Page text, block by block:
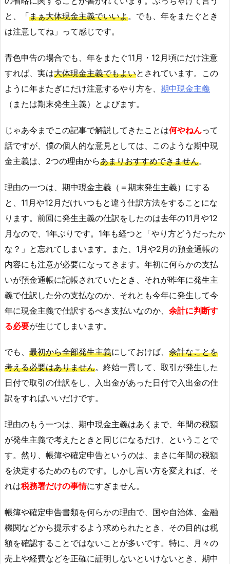
と、「まぁ大体現金主義でいいよ。でも、年をまたぐとき
は注意してね」って感じです。
青色申告の場合でも、年をまたぐ11月・12月頃にだけ注意
すれば、実は大体現金主義でもよいとされています。この
ように年またぎにだけ注意するやり方を、 期中現金主義
（または期末発生主義）とよびます。
じゃあ今までこの記事で解説してきたことは何やねんって
話ですが、僕の個人的な意見としては、このような期中現
金主義は、2つの理由からあまりおすすめできません。
理由の一つは、期中現金主義（＝期末発生主義）にする
と、11月や12月だけいつもと違う仕訳方法をすることにな
ります。前回に発生主義の仕訳をしたのは去年の11月や12
月なので、1年ぶりです。1年も経つと「やり方どうだったか
な？」と忘れてしまいます。また、1月や2月の預金通帳の
内容にも注意が必要になってきます。年初に何らかの支払
いが預金通帳に記帳されていたとき、それが昨年に発生主
義で仕訳した分の支払なのか、それとも今年に発生して今
年に現金主義で仕訳するべき支払いなのか、 余計に判断す
る必要が生じてしまいます。
でも、 最初から全部発生主義にしておけば、 余計なことを
考える必要はありません。終始一貫して、取引が発生した
日付で取引の仕訳をし、入出金があった日付で入出金の仕
訳をすればいいだけです。
理由のもう一つは、期中現金主義はあくまで、年間の税額
が発生主義で考えたときと同じになるだけ、ということで
す。然り、帳簿や確定申告というのは、まさに年間の税額
を決定するためのものです。しかし言い方を変えれば、そ
れは税務署だけの事情にすぎません。
帳簿や確定申告書類を何らかの理由で、国や自治体、金融
機関などから提示するよう求められたとき、その目的は税
額を確認することではないことが多いです。特に、月々の
売上や経費などを正確に証明しないといけないとき、期中